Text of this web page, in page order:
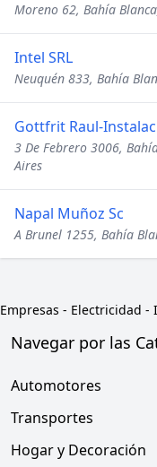
Moreno 62, Bahía
Intel SRL
Neuquén 833, Bahía
Gottfrit Raul-
3 De Febrero 3006,
Aires
Napal Muñoz Sc
A Brunel 1255, Bahía
Empresas - Electricidad -
Navegar por las
Automotores
Transportes
Hogar y Decoración